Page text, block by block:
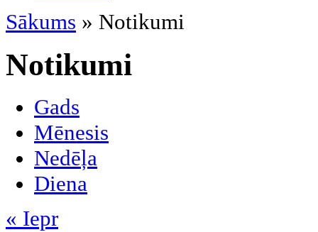
Sākums » Notikumi
Notikumi
Gads
Mēnesis
Nedēļa
Diena
« Iepr